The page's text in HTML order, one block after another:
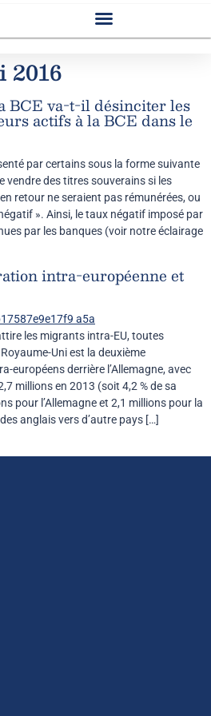
2016
BCE va-t-il désinciter les
actifs à la BCE dans le
par certains sous la forme suivante
vendre des titres souverains si les
retour ne seraient pas rémunérées, ou
». Ainsi, le taux négatif imposé par
par les banques (voir notre éclairage
intra-européenne et
les migrants intra-EU, toutes
Uni est la deuxième
européens derrière l’Allemagne, avec
millions en 2013 (soit 4,2 % de sa
pour l’Allemagne et 2,1 millions pour la
anglais vers d’autre pays […]